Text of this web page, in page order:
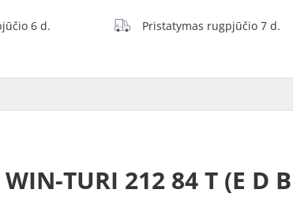
6 d. Pristatymas rugpjūčio 7 d.
TURI 212 84 T (E D B